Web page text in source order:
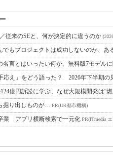
従来のSEと、何が決定的に違うのか
もプロジェクトは成功しないのか、あ
言とはいったい何か。無料版7モデル
応え」をどう語った？ 2026年下半期の
億円訴訟に学ぶ、なぜ大規模開発は“
掘り出しものが… PR(UR都市機構)
業 アプリ横断検索で一元化 PR(ITmedia